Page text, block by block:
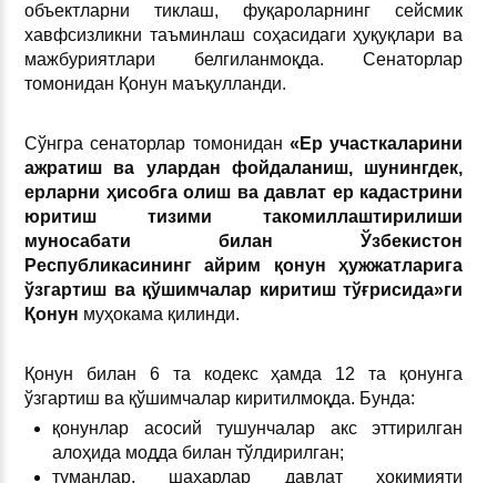
объектларни тиклаш, фуқароларнинг сейсмик
хавфсизликни таъминлаш соҳасидаги ҳуқуқлари ва
мажбуриятлари белгиланмоқда. Сенаторлар
томонидан Қонун маъқулланди.
Сўнгра сенаторлар томонидан « Ер участкаларини
ажратиш
ва улардан фойдаланиш, шунингдек,
ерларни ҳисобга олиш ва давлат ер кадастрини
юритиш
тизими
такомиллаштирилиши
муносабати
билан
Ўзбекистон
Республикасининг
айрим қонун
ҳужжатларига
ўзгартиш ва қўшимчалар киритиш тўғрисида»ги
Қонун муҳокама қилинди.
Қонун билан 6 та кодекс ҳамда 12 та қонунга
ўзгартиш ва қўшимчалар киритилмоқда. Бунда:
қонунлар асосий тушунчалар акс эттирилган
алоҳида модда билан тўлдирилган;
туманлар, шаҳарлар давлат ҳокимияти